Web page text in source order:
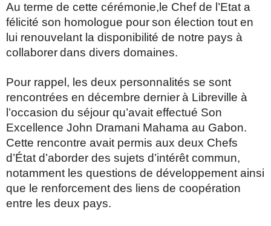
Au terme de cette cérémonie,le Chef de l’Etat a
félicité son homologue pourson élection tout en
lui renouvelant la disponibilité de notre pays à
collaborerdans divers domaines.
Pour rappel, les deux personnalités se sont
rencontrées en décembre dernierà Libreville à
l’occasion du séjour qu’avait effectué Son
Excellence John Dramani Mahama au Gabon.
Cette rencontre avait permis aux deux Chefs
d’État d’aborder des sujets d’intérêt commun,
notamment les questions de développement ainsi
que le renforcement des liens de coopération
entre les deux pays.